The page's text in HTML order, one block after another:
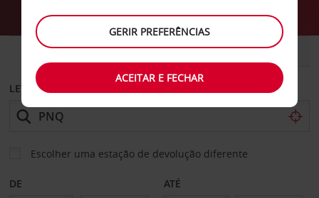
CARRO COMERCIAIS
LEVANTAR EM
Escolher uma estação de devolução diferente
DE ATÉ
GERIR PREFERÊNCIAS
ACEITAR E FECHAR